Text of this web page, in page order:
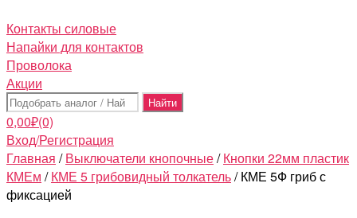
Контакты силовые
Напайки для контактов
Проволока
Акции
Поиск:
0,00₽(0)
Вход/Регистрация
Главная /Выключатели кнопочные/Кнопки 22мм пластик
КМЕм /КМЕ 5 грибовидный толкатель/ КМЕ 5Ф гриб с
фиксацией